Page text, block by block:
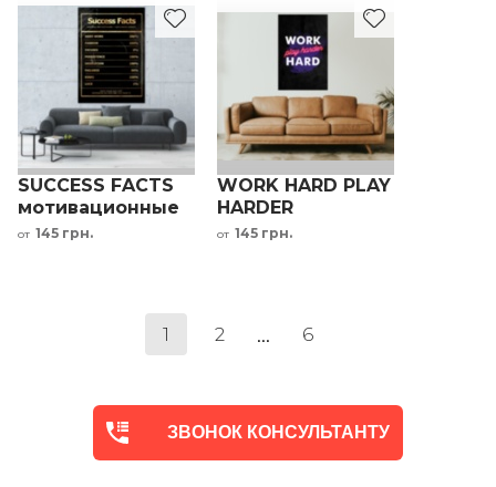
SUCCESS FACTS
мотивационные
надписи принт в
от 145 грн.
WORK HARD PLAY
HARDER
мотивационный
от 145 грн.
1 2 ... 6
ЗВОНОК КОНСУЛЬТАНТУ